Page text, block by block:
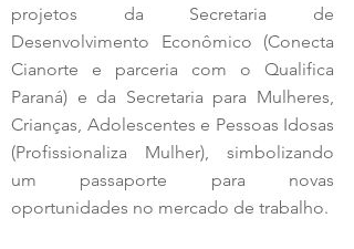
projetos da Secretaria de
Desenvolvimento Econômico (Conecta
Cianorte e parceria com o Qualifica
Paraná) e da Secretaria para Mulheres,
Crianças, Adolescentes e Pessoas Idosas
(Profissionaliza Mulher), simbolizando
um passaporte para novas
oportunidades no mercado de trabalho.